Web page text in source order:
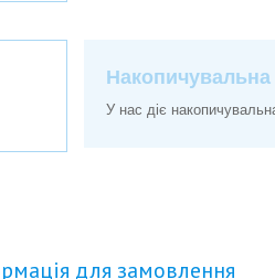
У нас діє
для замовлення